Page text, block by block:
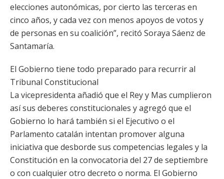
elecciones autonómicas, por cierto las terceras en
cinco años, y cada vez con menos apoyos de votos y
de personas en su coalición”, recitó Soraya Sáenz de
Santamaría.
El Gobierno tiene todo preparado para recurrir al
Tribunal Constitucional
La vicepresidenta añadió que el Rey y Mas cumplieron
así sus deberes constitucionales y agregó que el
Gobierno lo hará también si el Ejecutivo o el
Parlamento catalán intentan promover alguna
iniciativa que desborde sus competencias legales y la
Constitución en la convocatoria del 27 de septiembre
o con cualquier otro decreto o norma. El Gobierno